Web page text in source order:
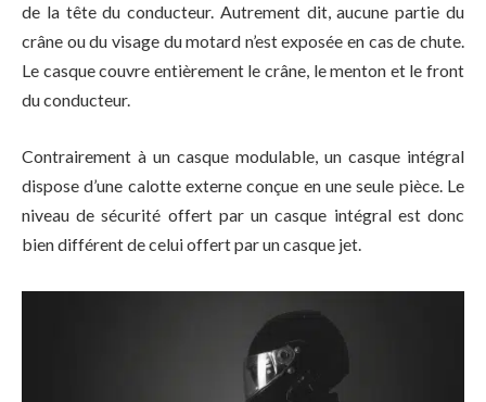
de la tête du conducteur. Autrement dit, aucune partie du
crâne ou du visage du motard n’est exposée en cas de chute.
Le casque couvre entièrement le crâne, le menton et le front
du conducteur.
Contrairement à un casque modulable, un casque intégral
dispose d’une calotte externe conçue en une seule pièce. Le
niveau de sécurité offert par un casque intégral est donc
bien différent de celui offert par un casque jet.